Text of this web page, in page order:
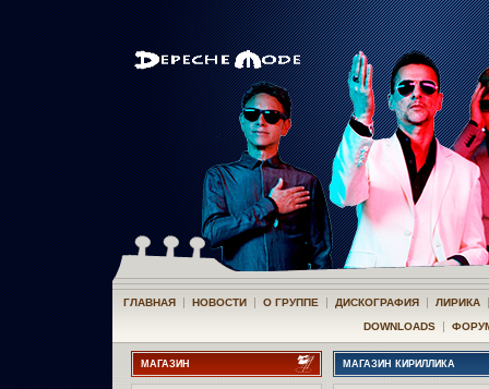
ГЛАВНАЯ | НОВОСТИ | О ГРУППЕ | ДИСКОГРАФИЯ | ЛИРИКА
DOWNLOADS |
МАГАЗИН МАГАЗИН КИРИЛЛИКА